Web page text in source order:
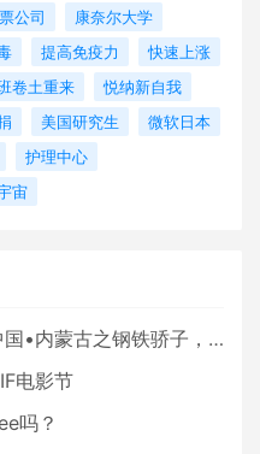
公司
康奈尔大学
提高免疫力
快速上涨
卷土重来
悦纳新自我
美国研究生
微软日本
护理中心
宙
内蒙古之钢铁骄子，魅力包头
电影节
吗？